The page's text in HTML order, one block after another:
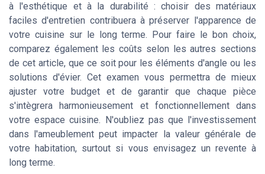
à l'esthétique et à la durabilité : choisir des matériaux
faciles d'entretien contribuera à préserver l'apparence de
votre cuisine sur le long terme. Pour faire le bon choix,
comparez également les coûts selon les autres sections
de cet article, que ce soit pour les éléments d'angle ou les
solutions d'évier. Cet examen vous permettra de mieux
ajuster votre budget et de garantir que chaque pièce
s'intègrera harmonieusement et fonctionnellement dans
votre espace cuisine. N'oubliez pas que l'investissement
dans l'ameublement peut impacter la valeur générale de
votre habitation, surtout si vous envisagez un revente à
long terme.